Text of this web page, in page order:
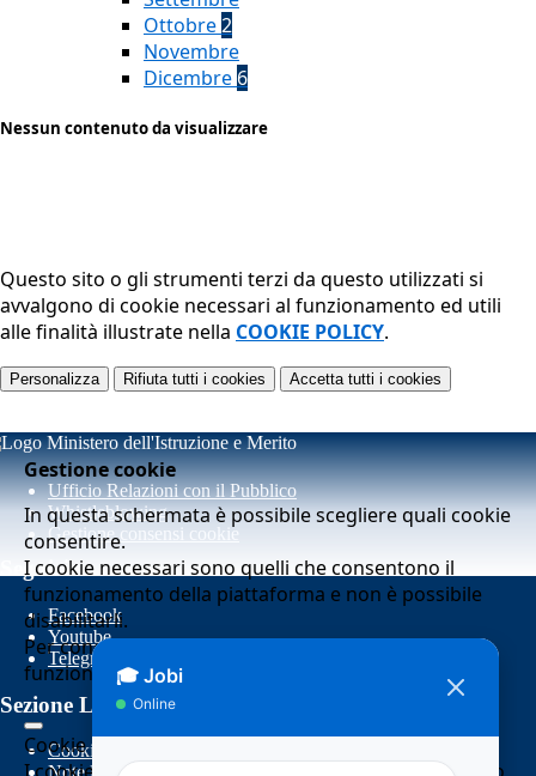
Ottobre2
Novembre
Dicembre 6
Nessun contenuto da visualizzare
Questo sito o gli strumenti terzi da questo utilizzati si
avvalgono di cookie necessari al funzionamento ed utili
alle finalità illustrate nella COOKIE POLICY.
Personalizza Rifiuta tutti i cookies Accetta tutti i cookies
Gestione cookie
In questa schermata è possibile scegliere quali cookie
consentire.
I cookie necessari sono quelli che consentono il
funzionamento della piattaforma e non è possibile
disabilitarli.
Per conoscere quali sono i cookie necessari al
funzionamento potete visionare la
COOKIE POLICY
Cookie necessari per il funzionamento
Ufficio Relazioni con il Pubblico
Whistleblowing
Gestione consensi cookie
Seguici su
Facebook
Youtube
Telegram
Sezione Link Utili
Cookie policy